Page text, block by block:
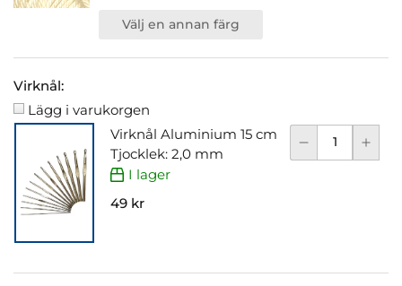
Välj en annan färg
Virknål:
Lägg i varukorgen
Virknål Aluminium 15 cm
Tjocklek: 2,0 mm
I lager
49 kr